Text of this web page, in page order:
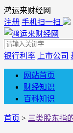
鸿运来财经网
注册 手机扫一扫
银行利率 上市公司
网站首页
财经知识
百科知识
首页 > 三类股东指